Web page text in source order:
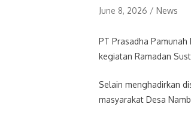
June 8, 2026 /News
PT Prasadha Pamunah
kegiatan Ramadan
Selain menghadirkan
masyarakat Desa